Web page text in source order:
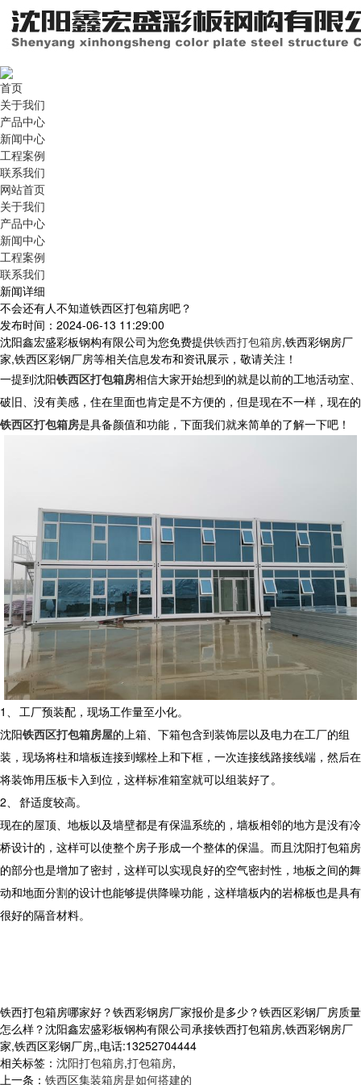
首页
关于我们
产品中心
新闻中心
工程案例
联系我们
网站首页
关于我们
产品中心
新闻中心
工程案例
联系我们
新闻详细
不会还有人不知道铁西区打包箱房吧？
发布时间：2024-06-13 11:29:00
沈阳鑫宏盛彩板钢构有限公司为您免费提供铁西打包箱房,铁西彩钢房厂
家,铁西区彩钢厂房等相关信息发布和资讯展示，敬请关注！
一提到沈阳铁西区打包箱房相信大家开始想到的就是以前的工地活动室、
破旧、没有美感，住在里面也肯定是不方便的，但是现在不一样，现在的
铁西区打包箱房是具备颜值和功能，下面我们就来简单的了解一下吧！
1、 工厂预装配，现场工作量至小化。
沈阳铁西区打包箱房屋的上箱、下箱包含到装饰层以及电力在工厂的组
装，现场将柱和墙板连接到螺栓上和下框，一次连接线路接线端，然后在
将装饰用压板卡入到位，这样标准箱室就可以组装好了。
2、 舒适度较高。
现在的屋顶、地板以及墙壁都是有保温系统的，墙板相邻的地方是没有冷
桥设计的，这样可以使整个房子形成一个整体的保温。而且沈阳打包箱房
的部分也是增加了密封，这样可以实现良好的空气密封性，地板之间的舞
动和地面分割的设计也能够提供降噪功能，这样墙板内的岩棉板也是具有
很好的隔音材料。
铁西打包箱房哪家好？铁西彩钢房厂家报价是多少？铁西区彩钢厂房质量
怎么样？沈阳鑫宏盛彩板钢构有限公司承接铁西打包箱房,铁西彩钢房厂
家,铁西区彩钢厂房,,电话:13252704444
相关标签： 沈阳打包箱房,打包箱房,
上一条： 铁西区集装箱房是如何搭建的